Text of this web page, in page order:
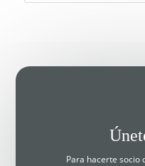
Para hacerte socio